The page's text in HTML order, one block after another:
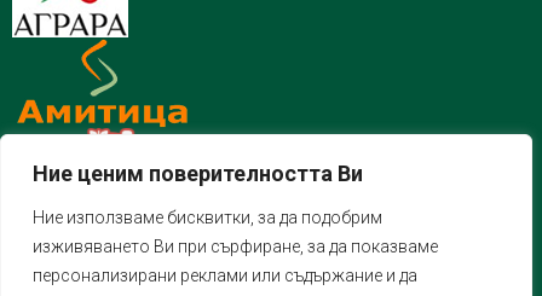
Ние ценим поверителността Ви
Ние използваме бисквитки, за да подобрим
изживяването Ви при сърфиране, за да показваме
персонализирани реклами или съдържание и да